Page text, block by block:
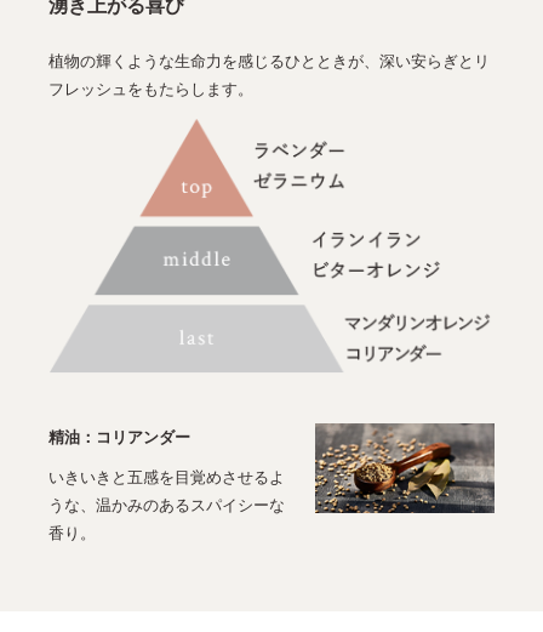
湧き上がる喜び
植物の輝くような生命力を感じるひとときが、深い安らぎとリ
フレッシュをもたらします。
精油：コリアンダー
いきいきと五感を目覚めさせるよ
うな、温かみのあるスパイシーな
香り。